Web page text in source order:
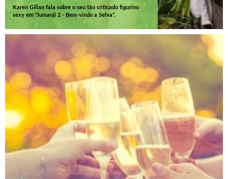
Karen Gillan fala sobre o seu tão criticado figurino
sexy em "Jumanji 2 - Bem-vindo a Selva".